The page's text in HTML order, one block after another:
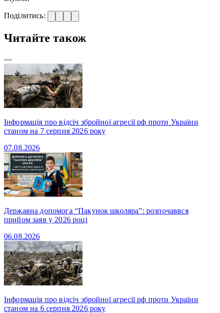
Поділитись:
Читайте також
—
Інформація про відсіч збройної агресії рф проти України
станом на 7 серпня 2026 року
07.08.2026
Державна допомога “Пакунок школяра”: розпочаввся
прийом заяв у 2026 році
06.08.2026
Інформація про відсіч збройної агресії рф проти України
станом на 6 серпня 2026 року